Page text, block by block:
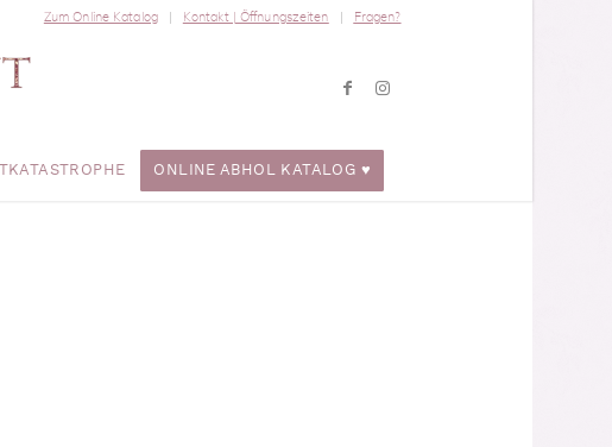
Zum Online Katalog Kontakt | Öffnungszeiten Fragen?
ONLINE ABHOL KATALOG ♥